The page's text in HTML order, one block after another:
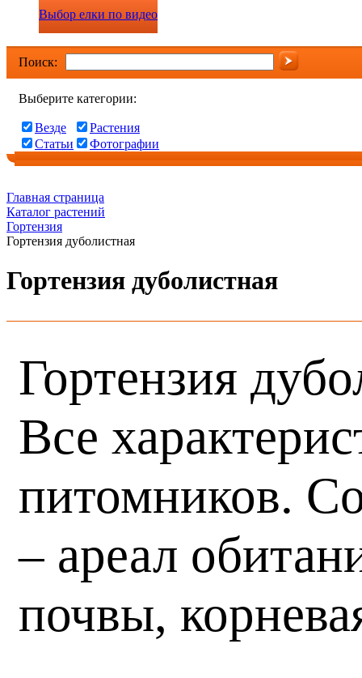
Выбор елки по видео
Поиск:
Выберите категории:
Везде
Растения
Статьи
Фотографии
Главная страница
Каталог растений
Гортензия
Гортензия дуболистная
Гортензия дуболистная
Гортензия
Все
питомников.
– ареал
почвы,